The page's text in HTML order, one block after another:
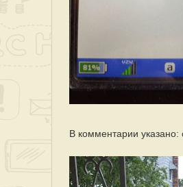
В комментарии указано: